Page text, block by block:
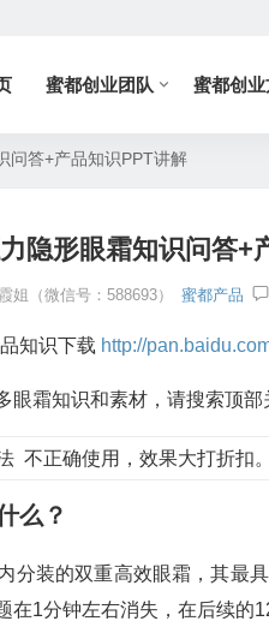
蜜都创业团队 蜜都创
问答+产品知识PPT讲解
隐形眼霜知识问答+
霞姐（微信号：588693） 蜜都产品
知识下载 http://
眼霜知识和素材，请搜索顶部
不正确使用，效果大打折扣。
么？
分装的双重高效眼霜，其最
1分钟左右消失，在后续的